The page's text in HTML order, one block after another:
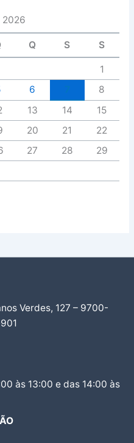
2026
Q S S
1
6
8
13 14
15
20 21
22
27 28
29
Verdes, 127 – 9700-
às 13:00 e das 14:00 às